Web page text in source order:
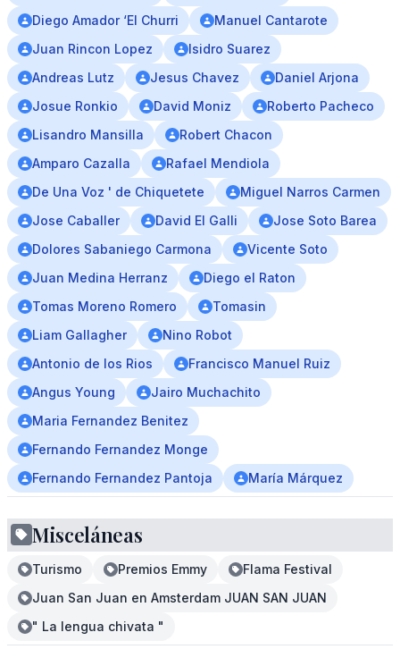
Diego Amador ‘El Churri
Manuel Cantarote
Juan Rincon Lopez
Isidro Suarez
Andreas Lutz
Jesus Chavez
Daniel Arjona
Josue Ronkio
David Moniz
Roberto Pacheco
Lisandro Mansilla
Robert Chacon
Amparo Cazalla
Rafael Mendiola
De Una Voz ' de Chiquetete
Miguel Narros Carmen
Jose Caballer
David El Galli
Jose Soto Barea
Dolores Sabaniego Carmona
Vicente Soto
Juan Medina Herranz
Diego el Raton
Tomas Moreno Romero
Tomasin
Liam Gallagher
Nino Robot
Antonio de los Rios
Francisco Manuel Ruiz
Angus Young
Jairo Muchachito
Maria Fernandez Benitez
Fernando Fernandez Monge
Fernando Fernandez Pantoja
María Márquez
Misceláneas
Turismo Premios Emmy
Flama Festival
Juan San Juan en Amsterdam JUAN SAN JUAN
" La lengua chivata "